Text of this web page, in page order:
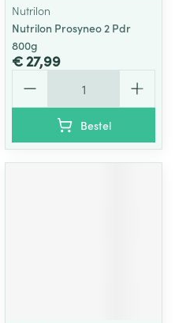
Nutrilon
Nutrilon Prosyneo 2 Pdr
800g
€ 27,99
Bestel